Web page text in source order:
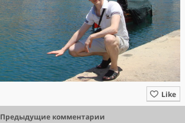
Like
Предыдущие комментарии